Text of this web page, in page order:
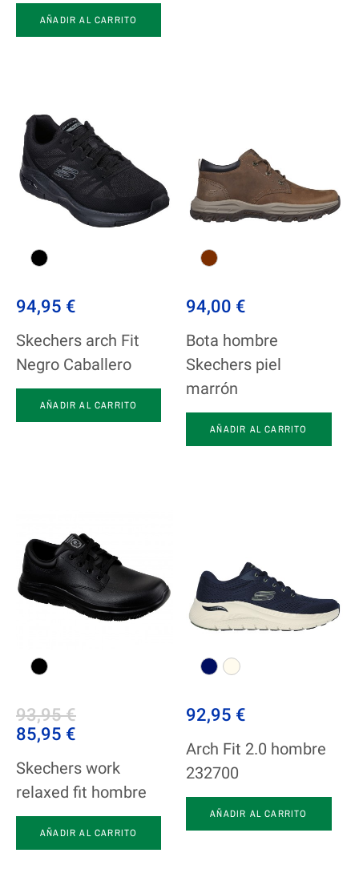
AÑADIR AL CARRITO
94,95 €
Skechers arch Fit
Negro Caballero
AÑADIR AL CARRITO
94,00 €
Bota hombre
Skechers piel
marrón
AÑADIR AL CARRITO
93,95 €
85,95 €
Skechers work
relaxed fit hombre
AÑADIR AL CARRITO
92,95 €
Arch Fit 2.0 hombre
232700
AÑADIR AL CARRITO